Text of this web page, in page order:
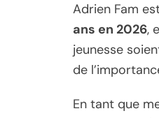
Adrien Fam
ans en 2026,
jeunesse
de
En tant que